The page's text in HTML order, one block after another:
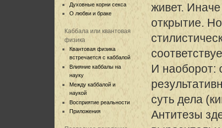
Духовные корни секса
О любви и браке
Каббала или квантовая
физика
Квантовая физика
встречается с каббалой
Влияние каббалы на
науку
Между каббалой и
наукой
Восприятие реальности
Приложения
живет.
открытие. Но
И наоборот:
суть дела
Антитезы